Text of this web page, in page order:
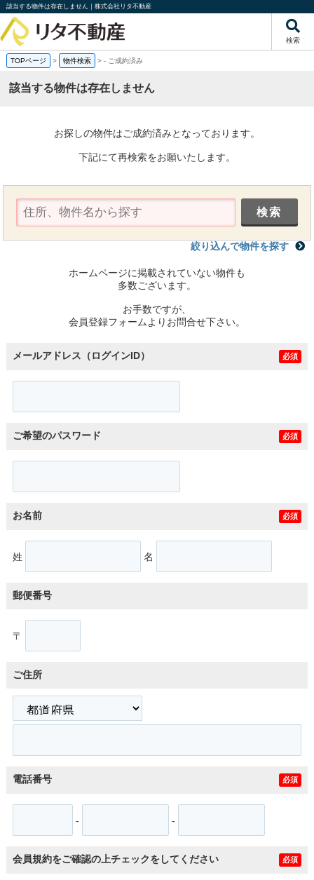
該当する物件は存在しません｜株式会社リタ不動産
検索
TOPページ > 物件検索 >- ご成約済み
該当する物件は存在しません
お探しの物件はご成約済みとなっております。
下記にて再検索をお願いたします。
絞り込んで物件を探す
ホームページに掲載されていない物件も
多数ございます。
お手数ですが、
会員登録フォームよりお問合せ下さい。
メールアドレス（ログインID） 必須
ご希望のパスワード 必須
お名前 必須
姓 名
郵便番号
〒
ご住所
電話番号 必須
- -
会員規約をご確認の上チェックをしてください 必須